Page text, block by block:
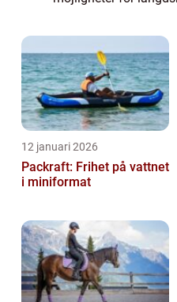
anslutning till stora
12 januari 2026
Packraft: Frihet på vattnet
i miniformat